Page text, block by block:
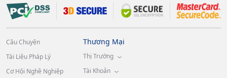
Câu Chuyện
Tài Liệu Pháp Lý
Cơ Hội Nghề Nghiệp
Thương Mại
Thị Trường
Tài Khoản